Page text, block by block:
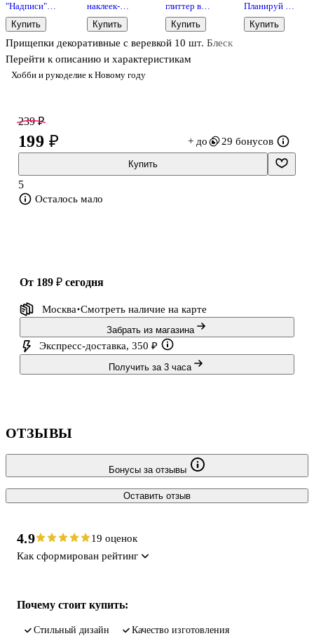
Хобби и рукоделие к Новому году
Прищепки декоративные с веревкой 10 шт. Блеск
Перейти к описанию и характеристикам
"Надписи"
(12шт)
Купить
наклеек-
стикеров
коллекция
«Fairy tale»
Be Smart
105х150 мм,
Купить
глиттер в
стеклянных
бутылках с
пробками на
европодвесе
Купить
Планируй и
украшай!
"Пастельный
Купить
239 ₽
199 ₽ + до 29 бонусов
Купить
5
Осталось мало
от 189 ₽ сегодня
Москва Смотреть наличие на карте
Забрать из магазина
Экспресс-доставка, 350 ₽
Получить за 3 часа
ОТЗЫВЫ
Бонусы за отзывы
Оставить отзыв
4.9
19 оценок
Как сформирован рейтинг
Почему стоит купить:
Стильный дизайн
Качество изготовления